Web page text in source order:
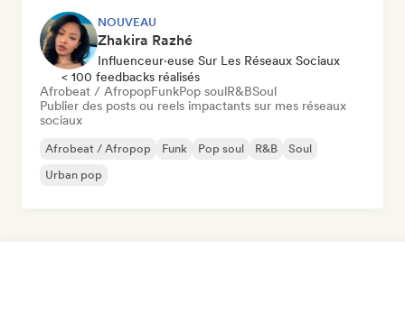
NOUVEAU
Zhakira Razhé
Influenceur·euse Sur Les Réseaux Sociaux
< 100 feedbacks réalisés
Afrobeat / AfropopFunkPop soulR&BSoul
Publier des posts ou reels impactants sur mes réseaux
sociaux
Afrobeat / Afropop Funk Pop soul R&B
Soul
Urban pop